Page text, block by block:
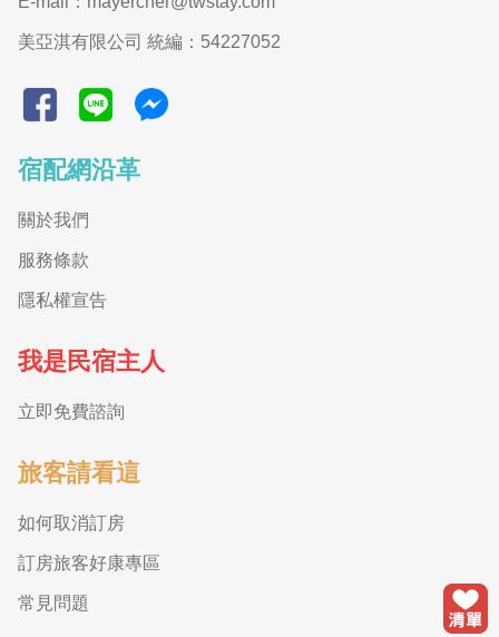
美亞淇有限公司 統編：54227052
宿配網沿革
關於我們
服務條款
隱私權宣告
我是民宿主人
立即免費諮詢
旅客請看這
如何取消訂房
訂房旅客好康專區
常見問題